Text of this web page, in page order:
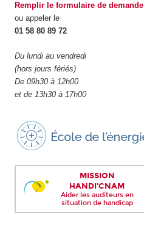
Remplir le formulaire de demande
ou appeler le
01 58 80 89 72
Du lundi au vendredi
(hors jours fériés)
De 09h30 à 12h00
et de 13h30 à 17h00
MISSION
HANDI'CNAM
Aider les auditeurs en
situation de handicap